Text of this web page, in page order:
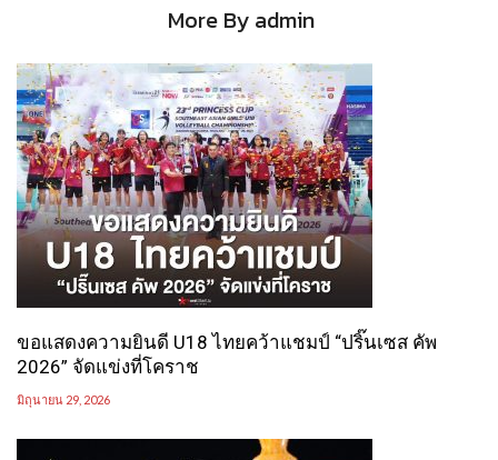
More By admin
ขอแสดงความยินดี U18 ไทยคว้าแชมป์ “ปริ๊นเซส คัพ
2026” จัดแข่งที่โคราช
มิถุนายน 29, 2026